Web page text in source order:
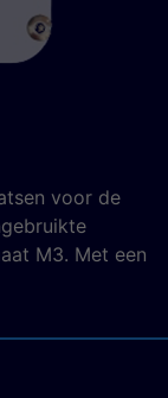
voor de
M3. Met een